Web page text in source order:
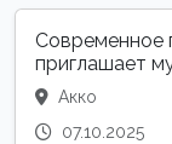
Современное
приглашает
Акко
07.10.2025